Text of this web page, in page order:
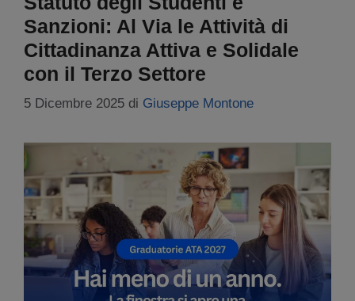
Sanzioni: Al Via le Attività di
Cittadinanza Attiva e Solidale
con il Terzo Settore
5 Dicembre 2025 di Giuseppe Montone